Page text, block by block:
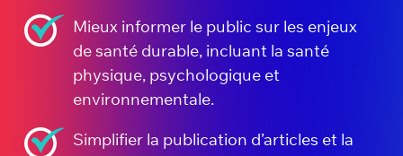
Mieux informer le public sur les enjeux
de santé durable, incluant la santé
physique, psychologique et
environnementale.
Simplifier la publication d’articles et la